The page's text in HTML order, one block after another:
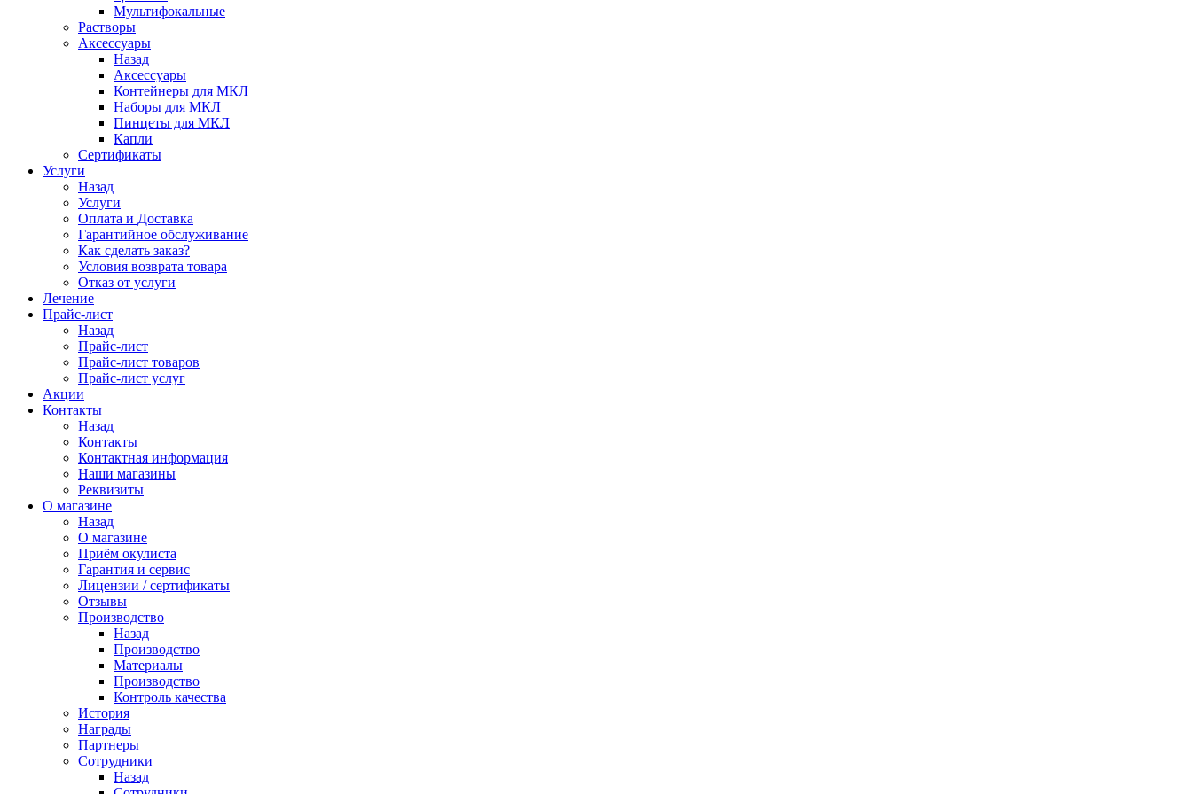
Мультифокальные
Растворы
Аксессуары
Назад
Аксессуары
Контейнеры для МКЛ
Наборы для МКЛ
Пинцеты для МКЛ
Капли
Сертификаты
Услуги
Назад
Услуги
Оплата и Доставка
Гарантийное обслуживание
Как сделать заказ?
Условия возврата товара
Отказ от услуги
Лечение
Прайс-лист
Назад
Прайс-лист
Прайс-лист товаров
Прайс-лист услуг
Акции
Контакты
Назад
Контакты
Контактная информация
Наши магазины
Реквизиты
О магазине
Назад
О магазине
Приём окулиста
Гарантия и сервис
Лицензии / сертификаты
Отзывы
Производство
Назад
Производство
Материалы
Производство
Контроль качества
История
Награды
Партнеры
Сотрудники
Назад